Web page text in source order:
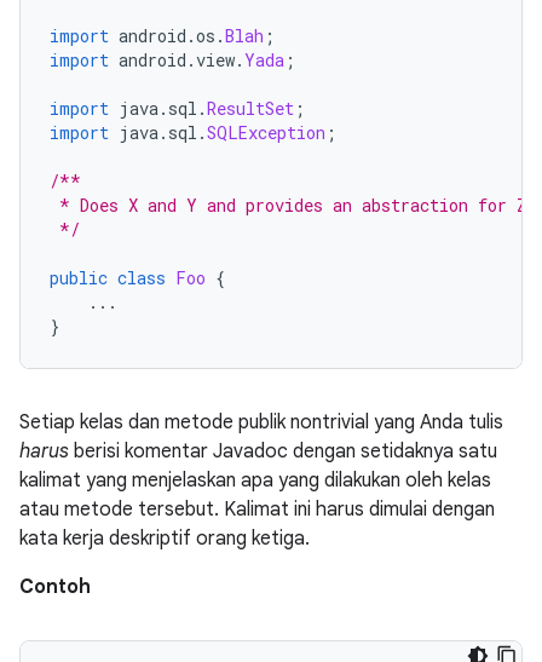
import android .os .Blah ;
import android .view. Yada ;
import java. sql .ResultSet ;
import java. sql .SQLException ;
/**
* Does X and Y and provides an abstraction for Z.
*/
public class Foo {
...
}
Setiap kelas dan metode publik nontrivial yang Anda tulis
harus berisi komentar Javadoc dengan setidaknya satu
kalimat yang menjelaskan apa yang dilakukan oleh kelas
atau metode tersebut. Kalimat ini harus dimulai dengan
kata kerja deskriptif orang ketiga.
Contoh